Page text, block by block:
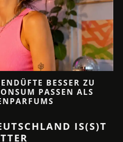
BESSER ZU
PASSEN ALS
IS(S)T